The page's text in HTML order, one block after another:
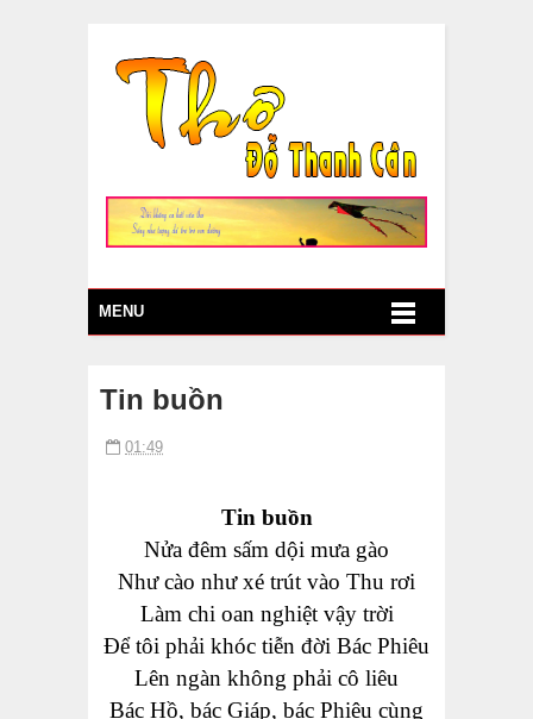
MENU
Tin buồn
01:49
Tin buồn
Nửa đêm sấm dội mưa gào
Như cào như xé trút vào Thu rơi
Làm chi oan nghiệt vậy trời
Để tôi phải khóc tiễn đời Bác Phiêu
Lên ngàn không phải cô liêu
Bác Hồ, bác Giáp, bác Phiêu cùng